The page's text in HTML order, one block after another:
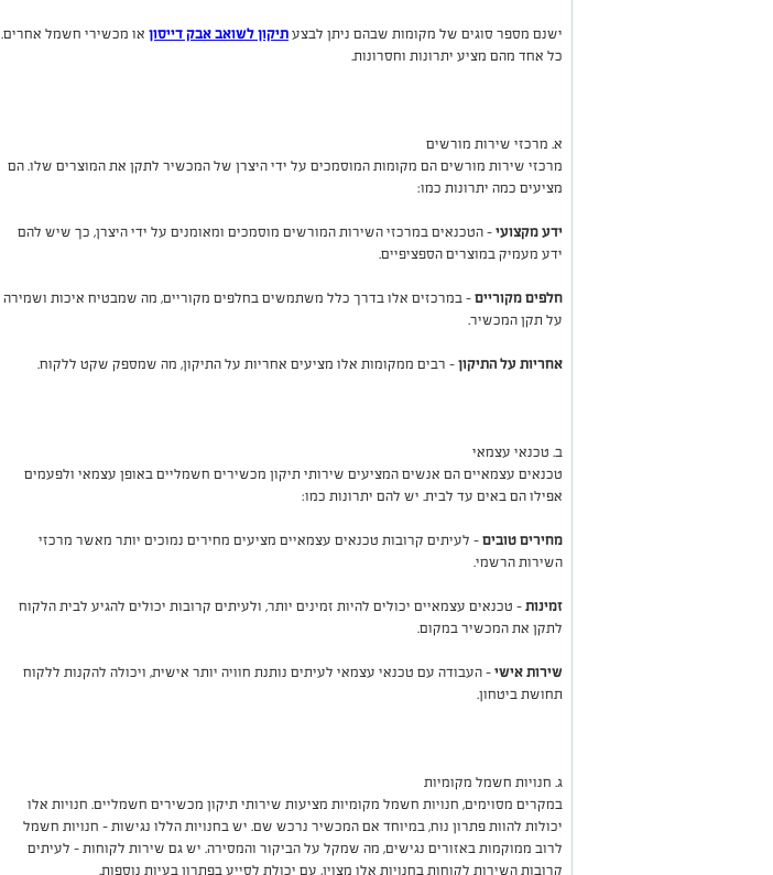
ישנם מספר סוגים של מקומות שבהם ניתן לבצעתיקון לשואב אבק דייסון או מכשירי חשמל אחרים.
כל אחד מהם מציע יתרונות וחסרונות.
א. מרכזי שירות מורשים
מרכזי שירות מורשים הם מקומות המוסמכים על ידי היצרן של המכשיר לתקן את המוצרים שלו. הם
מציעים כמה יתרונות כמו:
ידע מקצועי-הטכנאים במרכזי השירות המורשים מוסמכים ומאומנים על ידי היצרן, כך שיש להם
ידע מעמיק במוצרים הספציפיים.
חלפים מקוריים-במרכזים אלו בדרך כלל משתמשים בחלפים מקוריים, מה שמבטיח איכות ושמירה
על תקן המכשיר.
אחריות על התיקון- רבים ממקומות אלו מציעים אחריות על התיקון, מה שמספק שקט ללקוח.
ב. טכנאי עצמאי
טכנאים עצמאיים הם אנשים המציעים שירותי תיקון מכשירים חשמליים באופן עצמאי ולפעמים
אפילו הם באים עד לבית. יש להם יתרונות כמו:
מחירים טובים- לעיתים קרובות טכנאים עצמאיים מציעים מחירים נמוכים יותר מאשר מרכזי
השירות הרשמי.
זמינות- טכנאים עצמאיים יכולים להיות זמינים יותר, ולעיתים קרובות יכולים להגיע לבית הלקוח
לתקן את המכשיר במקום.
שירות אישי-העבודה עם טכנאי עצמאי לעיתים נותנת חוויה יותר אישית, ויכולה להקנות ללקוח
תחושת ביטחון.
ג. חנויות חשמל מקומיות
במקרים מסוימים, חנויות חשמל מקומיות מציעות שירותי תיקון מכשירים חשמליים. חנויות אלו
יכולות להוות פתרון נוח, במיוחד אם המכשיר נרכש שם. יש בחנויות הללו נגישות- חנויות חשמל
לרוב ממוקמות באזורים נגישים, מה שמקל על הביקור והמסירה. יש גם שירות לקוחות- לעיתים
קרובות השירות לקוחות בחנויות אלו מצוין, עם יכולת לסייע בפתרון בעיות נוספות.